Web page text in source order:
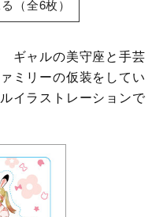
（全6枚）
ギャルの美守座と手芸
ミリーの仮装をしてい
イラストレーションで